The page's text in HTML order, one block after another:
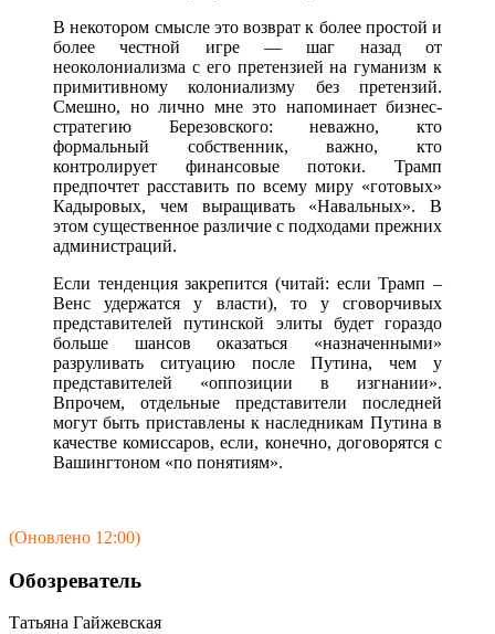
В некотором смысле это возврат к более простой и
более честной игре — шаг назад от
неоколониализма с его претензией на гуманизм к
примитивному колониализму без претензий.
Смешно, но лично мне это напоминает бизнес-
стратегию Березовского: неважно, кто
формальный собственник, важно, кто
контролирует финансовые потоки. Трамп
предпочтет расставить по всему миру «готовых»
Кадыровых, чем выращивать «Навальных». В
этом существенное различие с подходами прежних
администраций.
Если тенденция закрепится (читай: если Трамп –
Венс удержатся у власти), то у сговорчивых
представителей путинской элиты будет гораздо
больше шансов оказаться «назначенными»
разруливать ситуацию после Путина, чем у
представителей «оппозиции в изгнании».
Впрочем, отдельные представители последней
могут быть приставлены к наследникам Путина в
качестве комиссаров, если, конечно, договорятся с
Вашингтоном «по понятиям».
(Оновлено 12:00)
Обозреватель
Татьяна Гайжевская